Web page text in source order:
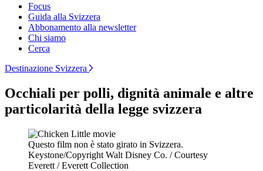
Focus
Guida alla Svizzera
Abbonamento alla newsletter
Chi siamo
Cerca
Destinazione Svizzera
Occhiali per polli, dignità animale e altre
particolarità della legge svizzera
Questo film non è stato girato in Svizzera.
Keystone/Copyright Walt Disney Co. / Courtesy
Everett / Everett Collection